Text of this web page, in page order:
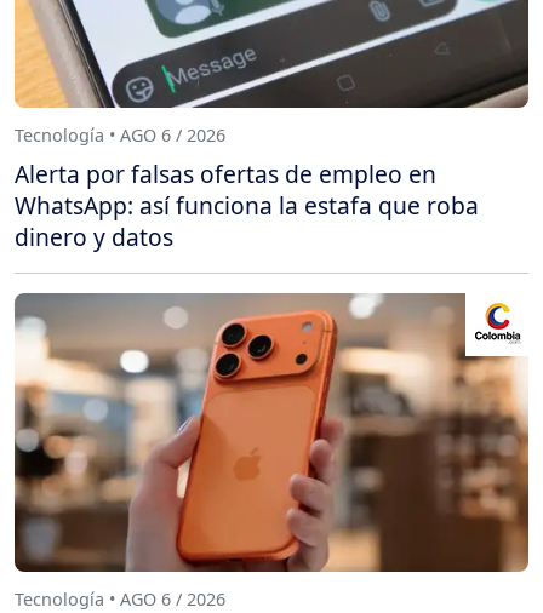
Tecnología • AGO 6 / 2026
Alerta por falsas ofertas de empleo en
WhatsApp: así funciona la estafa que roba
dinero y datos
Tecnología • AGO 6 / 2026